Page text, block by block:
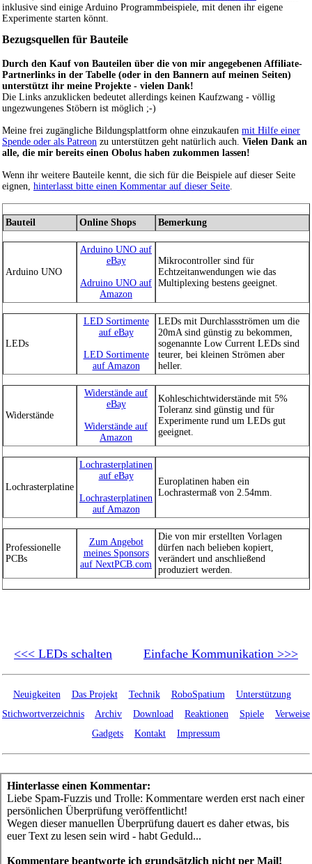
inklusive sind einige Arduino Programmbeispiele, mit denen ihr eigene
Experimente starten könnt.
Bezugsquellen für Bauteile
Durch den Kauf von Bauteilen über die von mir angegebenen Affiliate-
Partnerlinks in der Tabelle (oder in den Bannern auf meinen Seiten)
unterstützt ihr meine Projekte - vielen Dank!
Die Links anzuklicken bedeutet allerdings keinen Kaufzwang - völlig
ungezwungenes Stöbern ist möglich ;-)
Meine frei zugängliche Bildungsplattform ohne einzukaufen mit Hilfe einer
Spende oder als Patreon zu unterstützen geht natürlich auch. Vielen Dank an
alle, die mir bereits einen Obolus haben zukommen lassen!
Wenn ihr weitere Bauteile kennt, die sich für die Beispiele auf dieser Seite
eignen, hinterlasst bitte einen Kommentar auf dieser Seite.
Bauteil Online Shops Bemerkung
Arduino UNO
Arduino UNO auf
eBay
Adruino UNO auf
Amazon
Mikrocontroller sind für
Echtzeitanwendungen wie das
Multiplexing bestens geeignet.
LEDs
LED Sortimente
auf eBay
LED Sortimente
auf Amazon
LEDs mit Durchlassströmen um die
20mA sind günstig zu bekommen,
sogenannte Low Current LEDs sind
teurer, bei kleinen Strömen aber
heller.
Widerstände
Widerstände auf
eBay
Widerstände auf
Amazon
Kohleschichtwiderstände mit 5%
Toleranz sind günstig und für
Experimente rund um LEDs gut
geeignet.
Lochrasterplatine
Lochrasterplatinen
auf eBay
Lochrasterplatinen
auf Amazon
Europlatinen haben ein
Lochrastermaß von 2.54mm.
Professionelle
PCBs
Zum Angebot
meines Sponsors
auf NextPCB.com
Die von mir erstellten Vorlagen
dürfen nach belieben kopiert,
verändert und anschließend
produziert werden.
<<< LEDs schalten Einfache Kommunikation >>>
Neuigkeiten Das Projekt Technik RoboSpatium
Unterstützung
Stichwortverzeichnis
Archiv Download Reaktionen Spiele
Verweise
Gadgets
Kontakt Impressum